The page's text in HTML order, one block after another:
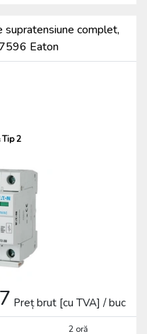
complet,
Eaton
2
Preț brut [cu TVA] / buc
2 oră